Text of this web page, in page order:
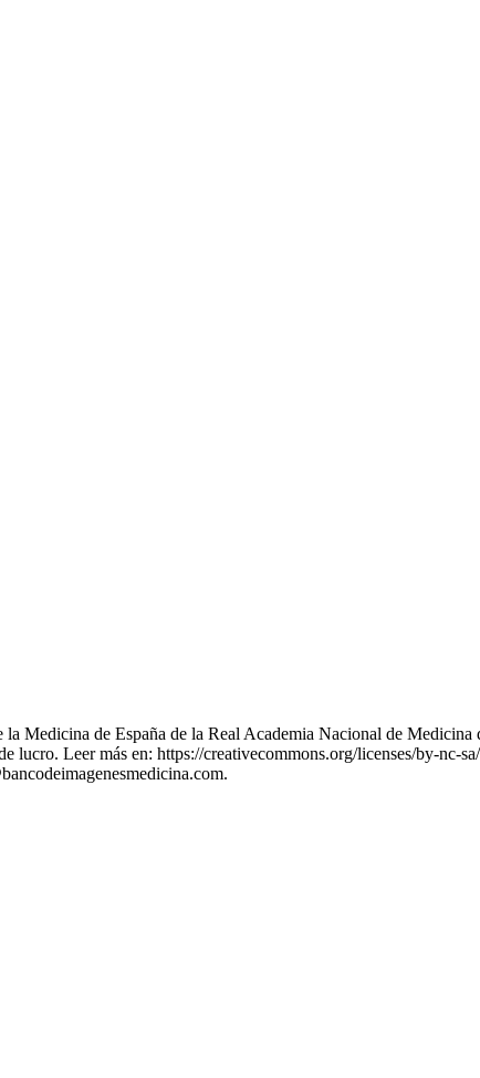
Medicina de España de la Real Academia Nacional de Medicina
lucro. Leer más en: https://creativecommons.org/licenses/by-nc-